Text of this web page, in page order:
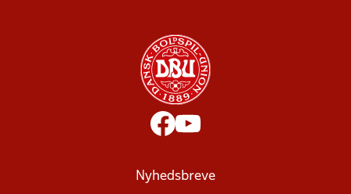
Nyhedsbreve